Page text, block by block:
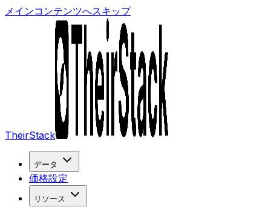
メインコンテンツへスキップ
TheirStack
データ
価格設定
リソース